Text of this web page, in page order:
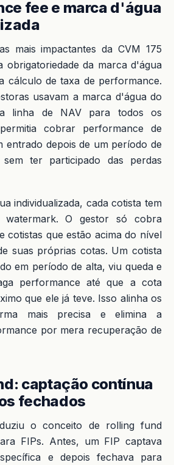
fee e marca d'água
mais impactantes da CVM 175
obrigatoriedade da marca d'água
cálculo de taxa de performance.
usavam a marca d'água do
linha de NAV para todos os
cobrar performance de
entrado depois de um período de
ter participado das perdas
individualizada, cada cotista tem
O gestor só cobra
cotistas que estão acima do nível
suas próprias cotas. Um cotista
em período de alta, viu queda e
performance até que a cota
que ele já teve. Isso alinha os
mais precisa e elimina a
por mera recuperação de
captação contínua
fechados
o conceito de rolling fund
FIPs. Antes, um FIP captava
e depois fechava para